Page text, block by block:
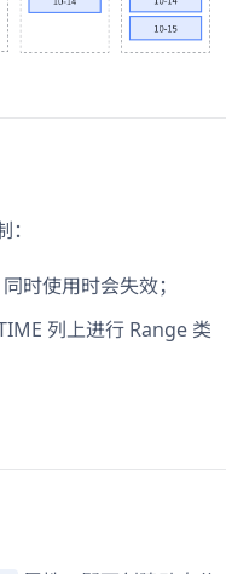
时使用时会失效；
列上进行 Range 类